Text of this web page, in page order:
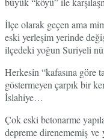
İlçe olarak geçen ama
eski yerleşim yerinde
ilçedeki yoğun Suriyeli
Herkesin “kafasına göre
göstermeyen çarpık bir
İslahiye…
Çok eski betonarme
depreme direnememiş ve